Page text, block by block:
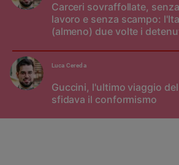
Carceri sovraffollate,
lavoro e senza scampo:
(almeno) due volte i
Guccini, l'ultimo viaggio
sfidava il conformismo
Luca Cereda